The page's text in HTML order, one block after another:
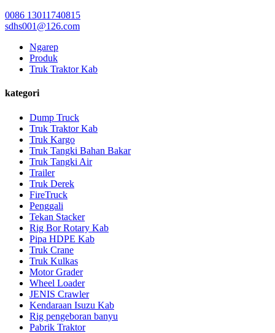
0086 13011740815
sdhs001@126.com
Ngarep
Produk
Truk Traktor Kab
kategori
Dump Truck
Truk Traktor Kab
Truk Kargo
Truk Tangki Bahan Bakar
Truk Tangki Air
Trailer
Truk Derek
FireTruck
Penggali
Tekan Stacker
Rig Bor Rotary Kab
Pipa HDPE Kab
Truk Crane
Truk Kulkas
Motor Grader
Wheel Loader
JENIS Crawler
Kendaraan Isuzu Kab
Rig pengeboran banyu
Pabrik Traktor